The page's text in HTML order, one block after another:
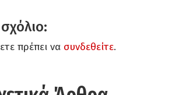
πρέπει να συνδεθείτε.